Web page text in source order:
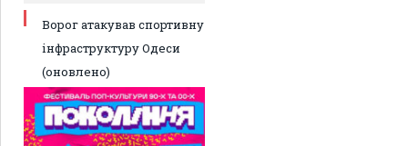
Ворог атакував спортивну
інфраструктуру Одеси
(оновлено)